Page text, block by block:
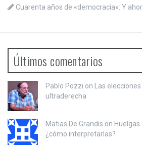
Cuarenta años de «democracia»: Y
Últimos comentarios
Pablo Pozzi on
Las
ultraderecha
Matias De Grandis on Huelgas
¿cómo interpretarlas?